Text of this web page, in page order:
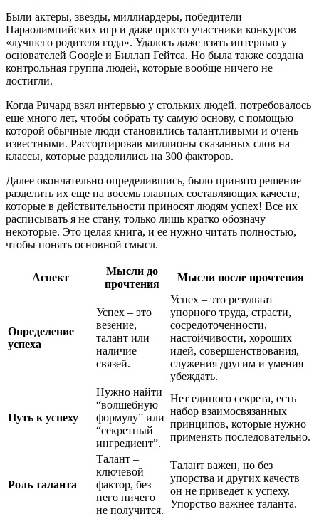
Были актеры, звезды, миллиардеры, победители
Параолимпийских игр и даже просто участники конкурсов
«лучшего родителя года». Удалось даже взять интервью у
основателей Google и Биллап Гейтса. Но была также создана
контрольная группа людей, которые вообще ничего не
достигли.
Когда Ричард взял интервью у стольких людей, потребовалось
еще много лет, чтобы собрать ту самую основу, с помощью
которой обычные люди становились талантливыми и очень
известными. Рассортировав миллионы сказанных слов на
классы, которые разделились на 300 факторов.
Далее окончательно определившись, было принято решение
разделить их еще на восемь главных составляющих качеств,
которые в действительности приносят людям успех! Все их
расписывать я не стану, только лишь кратко обозначу
некоторые. Это целая книга, и ее нужно читать полностью,
чтобы понять основной смысл.
Аспект
Мысли до
прочтения
Мысли после прочтения
Определение
успеха
Успех – это
везение,
талант или
наличие
связей.
Успех – это результат
упорного труда, страсти,
сосредоточенности,
настойчивости, хороших
идей, совершенствования,
служения другим и умения
убеждать.
Путь к успеху
Нужно найти
“волшебную
формулу” или
“секретный
ингредиент”.
Нет единого секрета, есть
набор взаимосвязанных
принципов, которые нужно
применять последовательно.
Роль таланта
Талант –
ключевой
фактор, без
него ничего
не получится.
Талант важен, но без
упорства и других качеств
он не приведет к успеху.
Упорство важнее таланта.